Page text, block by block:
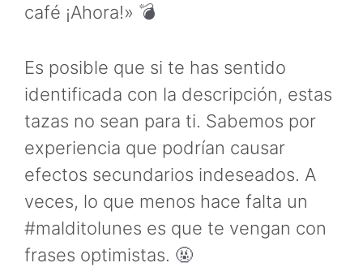
café ¡Ahora!» 💣
Es posible que si te has sentido
identificada con la descripción, estas
tazas no sean para ti. Sabemos por
experiencia que podrían causar
efectos secundarios indeseados. A
veces, lo que menos hace falta un
#malditolunes es que te vengan con
frases optimistas. 🤬